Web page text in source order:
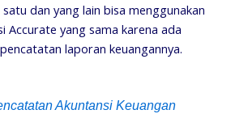
dan yang lain bisa menggunakan
Accurate yang sama karena ada
laporan keuangannya.
Akuntansi Keuangan